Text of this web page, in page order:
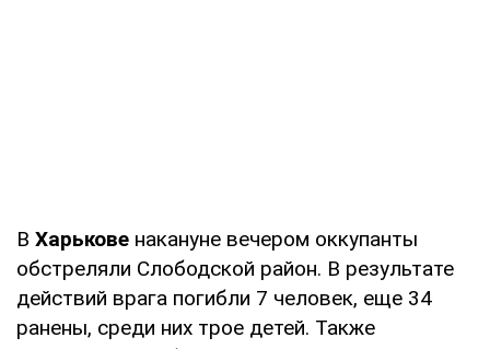
В Харькове накануне вечером оккупанты
обстреляли Слободской район. В результате
действий врага погибли 7 человек, еще 34
ранены, среди них трое детей. Также